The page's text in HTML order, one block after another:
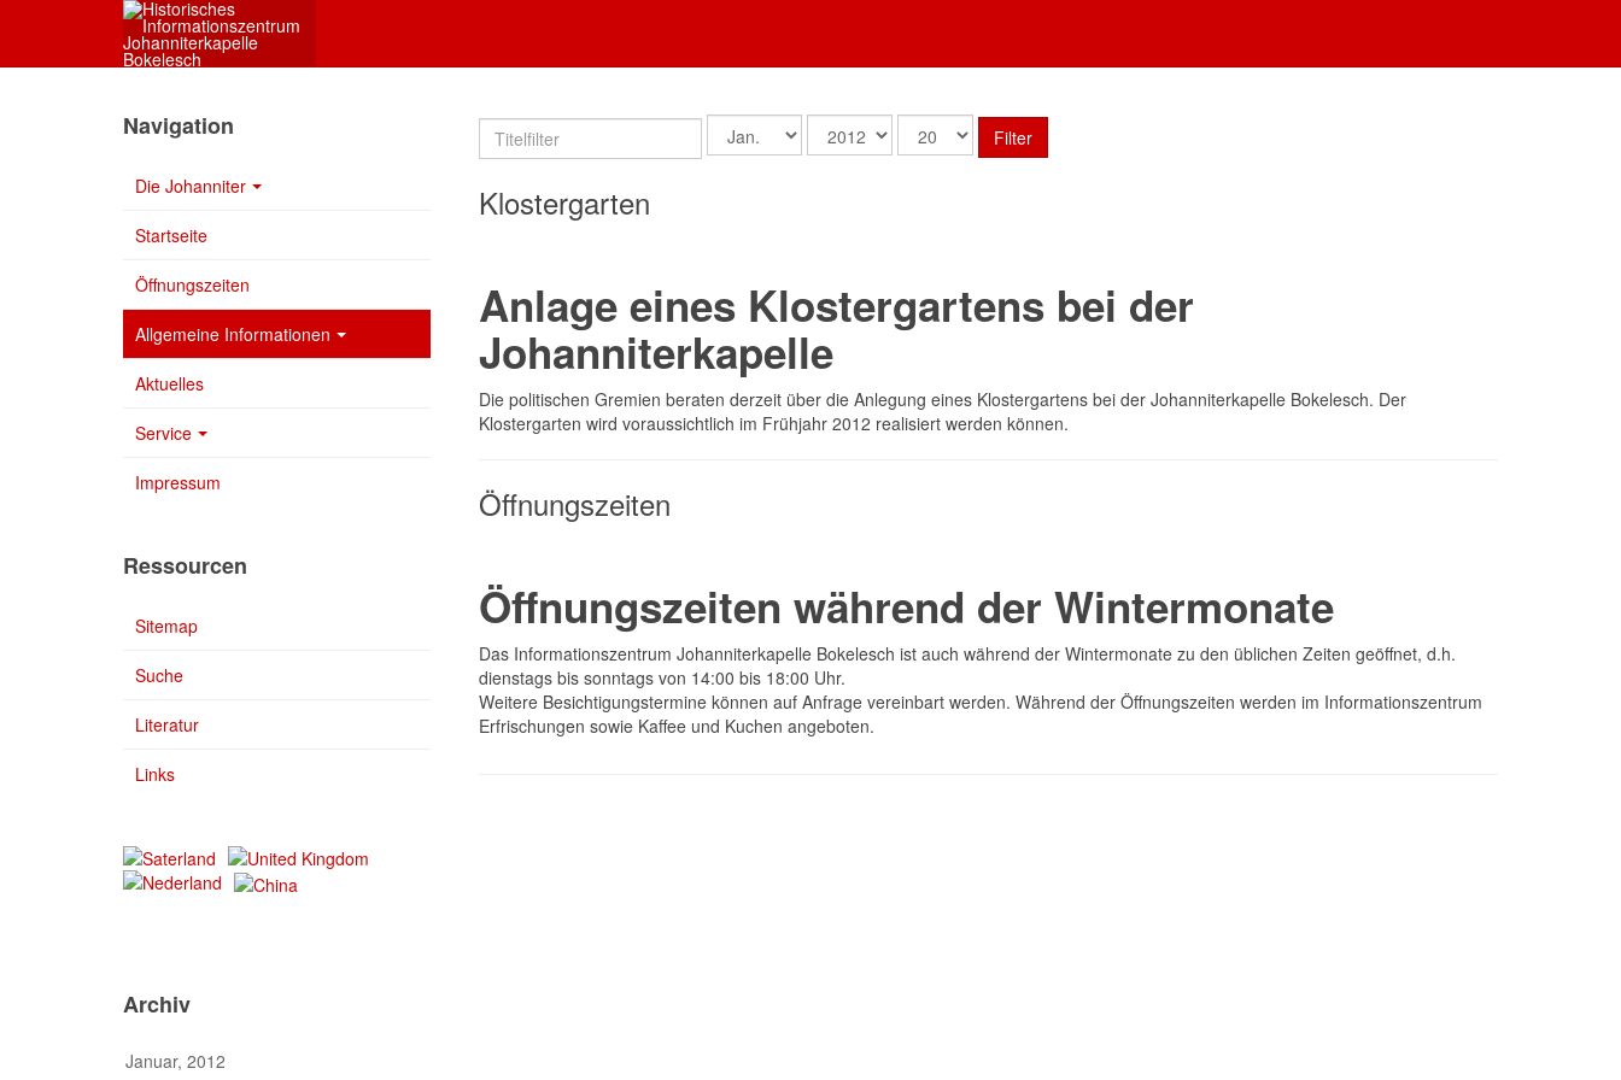
Filter
Klostergarten
Anlage eines Klostergartens bei der
Johanniterkapelle
Die politischen Gremien beraten derzeit über die Anlegung eines Klostergartens bei der Johanniterkapelle Bokelesch. Der
Klostergarten wird voraussichtlich im Frühjahr 2012 realisiert werden können.
Öffnungszeiten
Öffnungszeiten während der Wintermonate
Das Informationszentrum Johanniterkapelle Bokelesch ist auch während der Wintermonate zu den üblichen Zeiten geöffnet, d.h.
dienstags bis sonntags von 14:00 bis 18:00 Uhr.
Weitere Besichtigungstermine können auf Anfrage vereinbart werden. Während der Öffnungszeiten werden im Informationszentrum
Erfrischungen sowie Kaffee und Kuchen angeboten.
Navigation
Die Johanniter
Startseite
Öffnungszeiten
Allgemeine Informationen
Aktuelles
Service
Impressum
Ressourcen
Sitemap
Suche
Literatur
Links
Archiv
Januar, 2012